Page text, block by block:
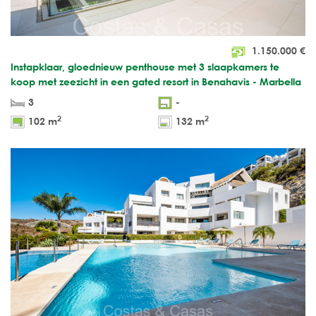
1.150.000 €
Instapklaar, gloednieuw penthouse met 3 slaapkamers te
koop met zeezicht in een gated resort in Benahavis - Marbella
3
-
102 m2 132 m2